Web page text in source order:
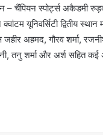
– चैंपियन स्पोर्ट्स अकैडमी
क्वांटम यूनिवर्सिटी
जहीर अहमद, गौरव शर्मा,
तनु शर्मा और अर्श सहित